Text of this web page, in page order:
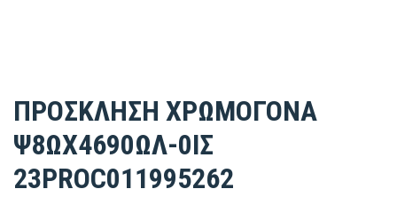
ΠΡΟΣΚΛΗΣΗ ΧΡΩΜΟΓΟΝΑ
Ψ8ΩΧ4690ΩΛ-0ΙΣ
23PROC011995262